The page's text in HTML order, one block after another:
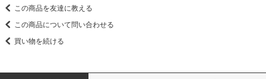
この商品を友達に教える
この商品について問い合わせる
買い物を続ける